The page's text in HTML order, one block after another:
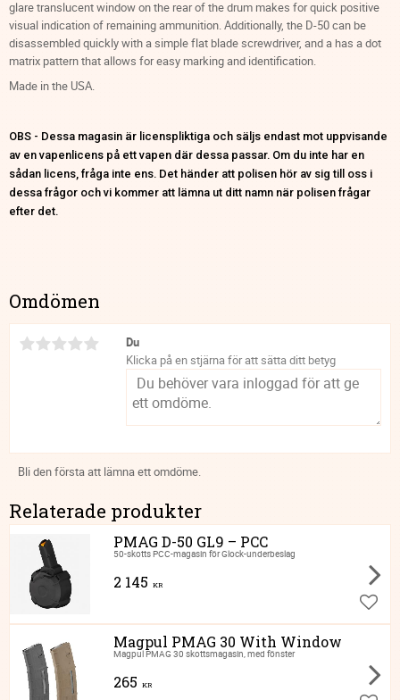
glare translucent window on the rear of the drum makes for quick positive
visual indication of remaining ammunition. Additionally, the D-50 can be
disassembled quickly with a simple flat blade screwdriver, and a has a dot
matrix pattern that allows for easy marking and identification.
Made in the USA.
OBS - Dessa magasin är licenspliktiga och säljs endast mot uppvisande
av en vapenlicens på ett vapen där dessa passar. Om du inte har en
sådan licens, fråga inte ens. Det händer att polisen hör av sig till oss i
dessa frågor och vi kommer att lämna ut ditt namn när polisen frågar
efter det.
Omdömen
Du
Klicka på en stjärna för att sätta ditt betyg
Bli den första att lämna ett omdöme.
Relaterade produkter
PMAG D-50 GL9 – PCC
50-skotts PCC-magasin för Glock-underbeslag
2 145 KR
Lägg
Magpul PMAG 30 With Window
Magpul PMAG 30 skottsmagasin, med fönster
265 KR